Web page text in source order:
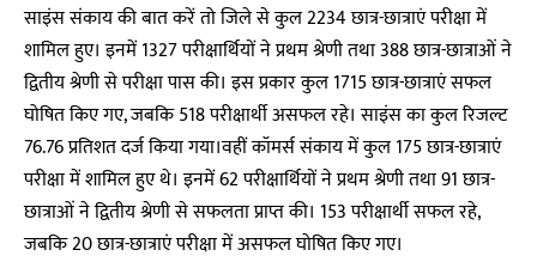
साइंस संकाय की बात करें तो जिले से कुल 2234 छात्र-छात्राएं परीक्षा में
शामिल हुए। इनमें 1327 परीक्षार्थियों ने प्रथम श्रेणी तथा 388 छात्र-छात्राओं ने
द्वितीय श्रेणी से परीक्षा पास की। इस प्रकार कुल 1715 छात्र-छात्राएं सफल
घोषित किए गए, जबकि 518 परीक्षार्थी असफल रहे। साइंस का कुल रिजल्ट
76.76 प्रतिशत दर्ज किया गया।वहीं कॉमर्स संकाय में कुल 175 छात्र-छात्राएं
परीक्षा में शामिल हुए थे। इनमें 62 परीक्षार्थियों ने प्रथम श्रेणी तथा 91 छात्र-
छात्राओं ने द्वितीय श्रेणी से सफलता प्राप्त की। 153 परीक्षार्थी सफल रहे,
जबकि 20 छात्र-छात्राएं परीक्षा में असफल घोषित किए गए।